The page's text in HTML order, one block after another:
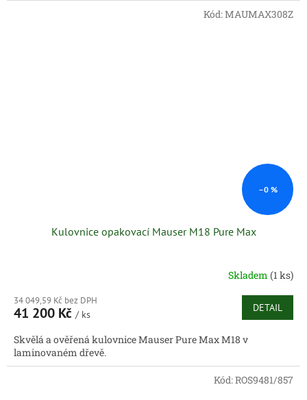
–0 %
Kulovnice opakovací Mauser M18 Pure Max
Skladem (1 ks)
34 049,59 Kč bez DPH
41 200 Kč / ks
DETAIL
Skvělá a ověřená kulovnice Mauser Pure Max M18 v
laminovaném dřevě.
Kód:MAUMAX308Z
Kód:ROS9481/857